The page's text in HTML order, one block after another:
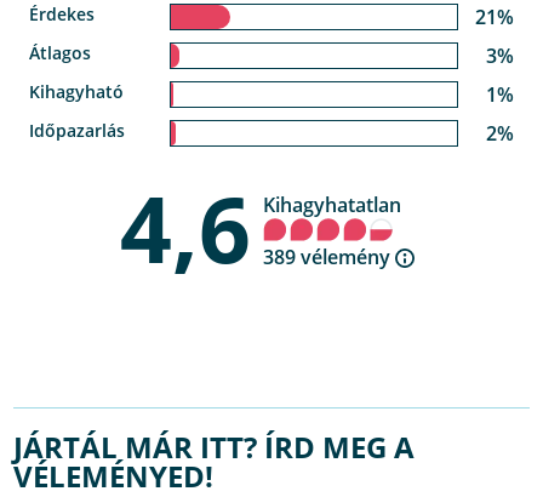
Érdekes 21%
Átlagos 3%
Kihagyható 1%
Időpazarlás 2%
4,6 Kihagyhatatlan
389 vélemény
JÁRTÁL MÁR ITT? ÍRD MEG A
VÉLEMÉNYED!